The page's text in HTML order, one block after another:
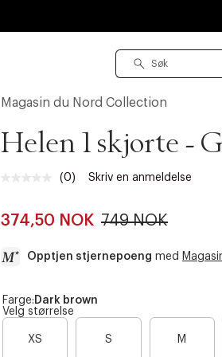
Magasin du Nord Collection
Helen 1 skjorte -
Ingen
sidelenke.
(0) Skriv en anmeldelse
374,50 NOK 749 NOK
Opptjen stjernepoeng med
a
c
Farge: Dark brown
Velg størrelse
XS S M